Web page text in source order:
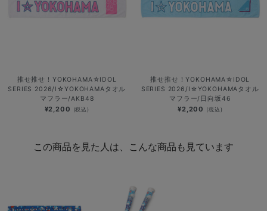
推せ推せ！YOKOHAMA☆IDOL
SERIES 2026/I☆YOKOHAMAタオル
マフラー/AKB48
¥2,200 (税込)
推せ推せ！YOKOHAMA☆IDOL
SERIES 2026/I☆YOKOHAMAタオル
マフラー/日向坂46
¥2,200 (税込)
この商品を見た人は、こんな商品も見ています